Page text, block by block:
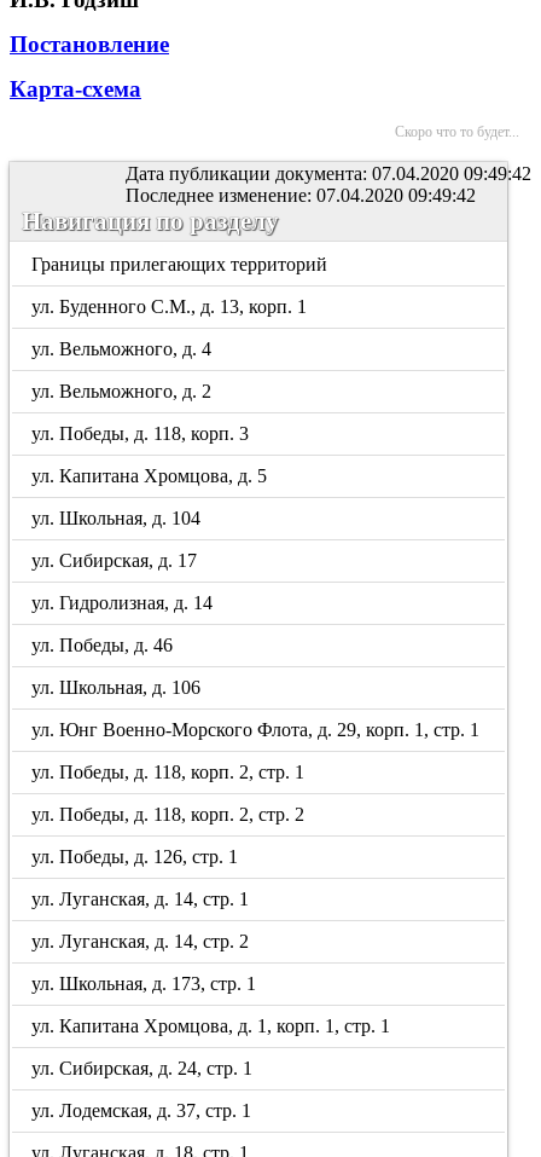
Постановление
Карта-схема
Скоро что то будет...
Дата публикации документа: 07.04.2020 09:49:42
Последнее изменение: 07.04.2020 09:49:42
Навигация по разделу
Границы прилегающих территорий
ул. Буденного С.М., д. 13, корп. 1
ул. Вельможного, д. 4
ул. Вельможного, д. 2
ул. Победы, д. 118, корп. 3
ул. Капитана Хромцова, д. 5
ул. Школьная, д. 104
ул. Сибирская, д. 17
ул. Гидролизная, д. 14
ул. Победы, д. 46
ул. Школьная, д. 106
ул. Юнг Военно-Морского Флота, д. 29, корп. 1, стр. 1
ул. Победы, д. 118, корп. 2, стр. 1
ул. Победы, д. 118, корп. 2, стр. 2
ул. Победы, д. 126, стр. 1
ул. Луганская, д. 14, стр. 1
ул. Луганская, д. 14, стр. 2
ул. Школьная, д. 173, стр. 1
ул. Капитана Хромцова, д. 1, корп. 1, стр. 1
ул. Сибирская, д. 24, стр. 1
ул. Лодемская, д. 37, стр. 1
ул. Луганская, д. 18, стр. 1